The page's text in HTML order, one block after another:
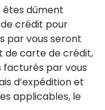
dûment
crédit pour
par vous seront
de carte de crédit,
par vous
d’expédition et
applicables, le